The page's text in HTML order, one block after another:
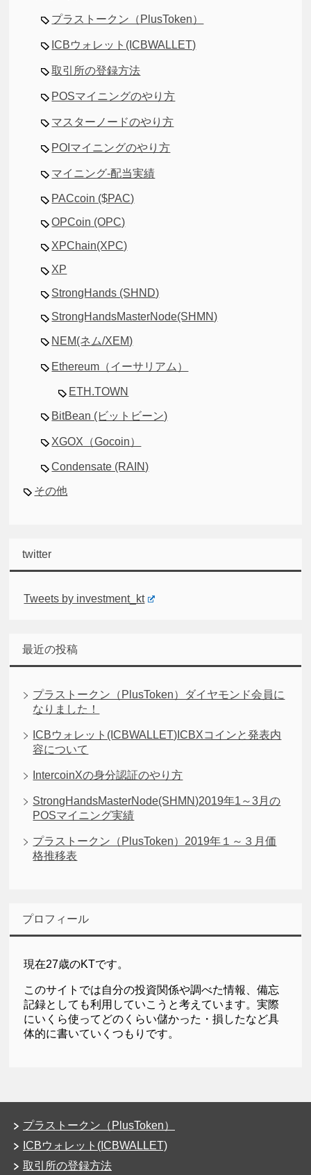
プラストークン（PlusToken）
ICBウォレット(ICBWALLET)
取引所の登録方法
POSマイニングのやり方
マスターノードのやり方
POIマイニングのやり方
マイニング-配当実績
PACcoin ($PAC)
OPCoin (OPC)
XPChain(XPC)
XP
StrongHands (SHND)
StrongHandsMasterNode(SHMN)
NEM(ネム/XEM)
Ethereum（イーサリアム）
ETH.TOWN
BitBean (ビットビーン)
XGOX（Gocoin）
Condensate (RAIN)
その他
twitter
Tweets by investment_kt
最近の投稿
プラストークン（PlusToken）ダイヤモンド会員に
なりました！
ICBウォレット(ICBWALLET)ICBXコインと発表内
容について
IntercoinXの身分認証のやり方
StrongHandsMasterNode(SHMN)2019年1～3月の
POSマイニング実績
プラストークン（PlusToken）2019年１～３月価
格推移表
プロフィール
現在27歳のKTです。
このサイトでは自分の投資関係や調べた情報、備忘
記録としても利用していこうと考えています。実際
にいくら使ってどのくらい儲かった・損したなど具
体的に書いていくつもりです。
プラストークン（PlusToken）
ICBウォレット(ICBWALLET)
取引所の登録方法